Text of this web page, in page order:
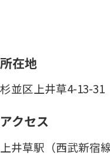
所在地
杉並区上井草4-13-31
アクセス
上井草駅（西武新